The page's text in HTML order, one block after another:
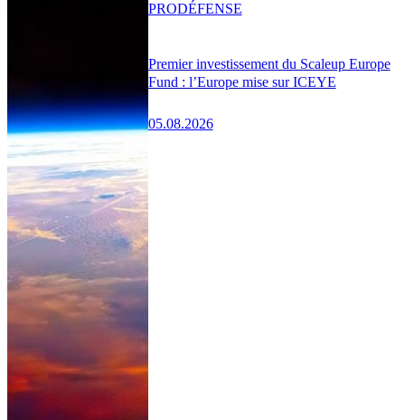
Premier investissement du Scaleup Europe
Fund : l’Europe mise sur ICEYE
05.08.2026
PRODÉFENSE